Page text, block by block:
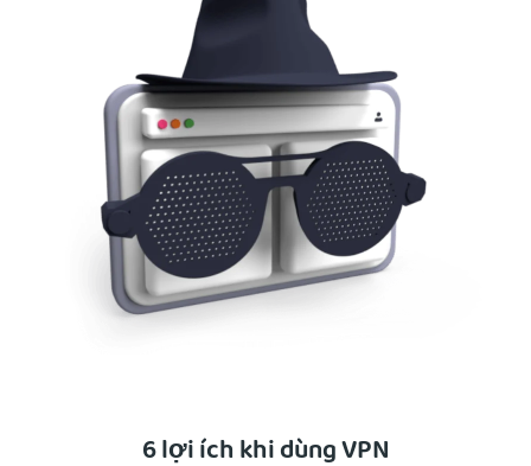
6 lợi ích khi dùng VPN